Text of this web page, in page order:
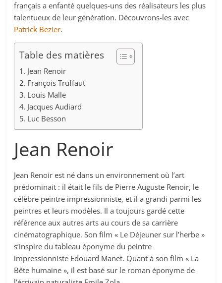
français a enfanté quelques-uns des réalisateurs les plus
talentueux de leur génération. Découvrons-les avec
Patrick Bezier.
Table des matières
Jean Renoir
François Truffaut
Louis Malle
Jacques Audiard
Luc Besson
Jean Renoir
Jean Renoir est né dans un environnement où l’art
prédominait : il était le fils de Pierre Auguste Renoir, le
célèbre peintre impressionniste, et il a grandi parmi les
peintres et leurs modèles. Il a toujours gardé cette
référence aux autres arts au cours de sa carrière
cinématographique. Son film « Le Déjeuner sur l’herbe »
s’inspire du tableau éponyme du peintre
impressionniste Edouard Manet. Quant à son film « La
Bête humaine », il est basé sur le roman éponyme de